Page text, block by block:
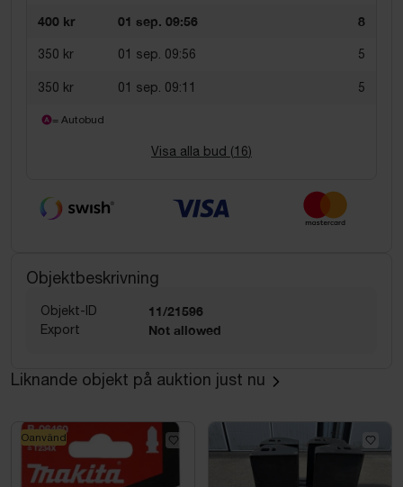
400 kr 01 sep. 09:56 8
350 kr 01 sep. 09:56 5
350 kr 01 sep. 09:11 5
= Autobud
Visa alla bud (16)
Objektbeskrivning
Objekt-ID 11/21596
Export Not allowed
Liknande objekt på auktion just nu
Oanvänd